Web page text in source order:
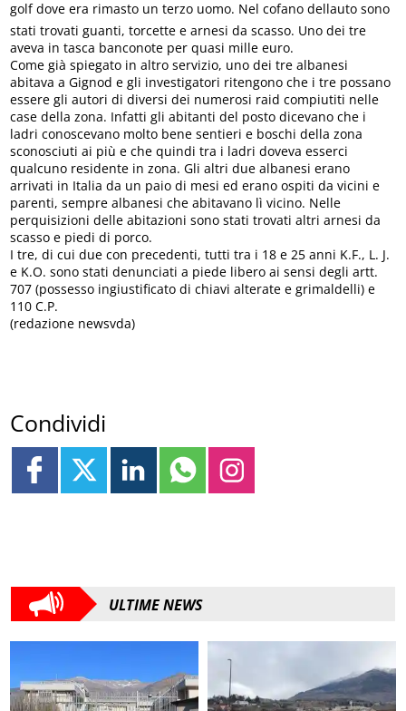
golf dove era rimasto un terzo uomo. Nel cofano dellauto sono
stati trovati guanti, torcette e arnesi da scasso. Uno dei tre
aveva in tasca banconote per quasi mille euro.
Come già spiegato in altro servizio, uno dei tre albanesi
abitava a Gignod e gli investigatori ritengono che i tre possano
essere gli autori di diversi dei numerosi raid compiutiti nelle
case della zona. Infatti gli abitanti del posto dicevano che i
ladri conoscevano molto bene sentieri e boschi della zona
sconosciuti ai più e che quindi tra i ladri doveva esserci
qualcuno residente in zona. Gli altri due albanesi erano
arrivati in Italia da un paio di mesi ed erano ospiti da vicini e
parenti, sempre albanesi che abitavano lì vicino. Nelle
perquisizioni delle abitazioni sono stati trovati altri arnesi da
scasso e piedi di porco.
I tre, di cui due con precedenti, tutti tra i 18 e 25 anni K.F., L. J.
e K.O. sono stati denunciati a piede libero ai sensi degli artt.
707 (possesso ingiustificato di chiavi alterate e grimaldelli) e
110 C.P.
(redazione newsvda)
Condividi
ULTIME NEWS